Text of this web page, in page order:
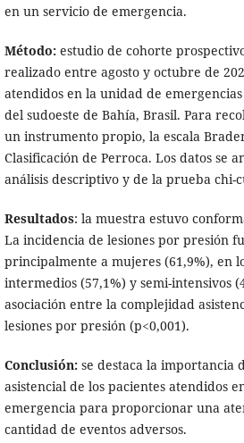
en un servicio de emergencia.
Método:estudio de cohorte
realizado entre agosto y octubre de
atendidos en la unidad de
del sudoeste de Bahía, Brasil. Para
un instrumento propio, la escala
Clasificación de Perroca. Los datos se
análisis descriptivo y de la prueba chi-
Resultados: la muestra estuvo
La incidencia de lesiones por presión
principalmente a mujeres (61,9%), en
intermedios (57,1%) y semi-intensivos
asociación entre la complejidad
lesiones por presión (p<0,001).
Conclusión:se destaca la importancia
asistencial de los pacientes atendidos
emergencia para proporcionar una
cantidad de eventos adversos.